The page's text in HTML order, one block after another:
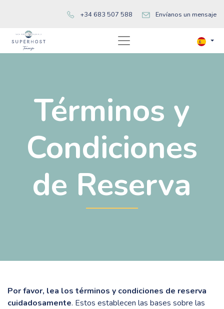
+34 683 507 588 Envíanos un mensaje
Términos y
Condiciones
de Reserva
Por favor, lea los términos y condiciones de reserva
cuidadosamente. Estos establecen las bases sobre las